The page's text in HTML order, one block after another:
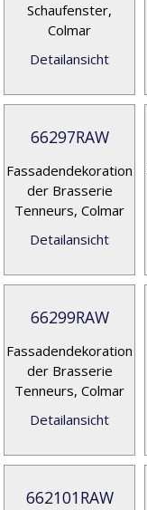
Schaufenster,
Colmar
Detailansicht
66297RAW
Fassadendekoration
der Brasserie
Tenneurs, Colmar
Detailansicht
66299RAW
Fassadendekoration
der Brasserie
Tenneurs, Colmar
Detailansicht
662101RAW